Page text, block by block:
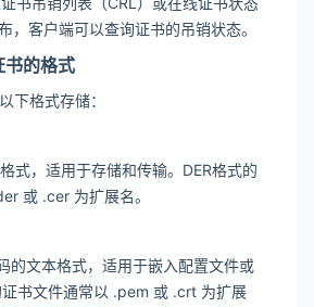
，客户端可以查询证书的吊销状态。
的格式
下格式存储：
式，适用于存储和传输。DER格式的
或 .cer 为扩展名。
的文本格式，适用于嵌入配置文件或
书文件通常以 .pem 或 .crt 为扩展